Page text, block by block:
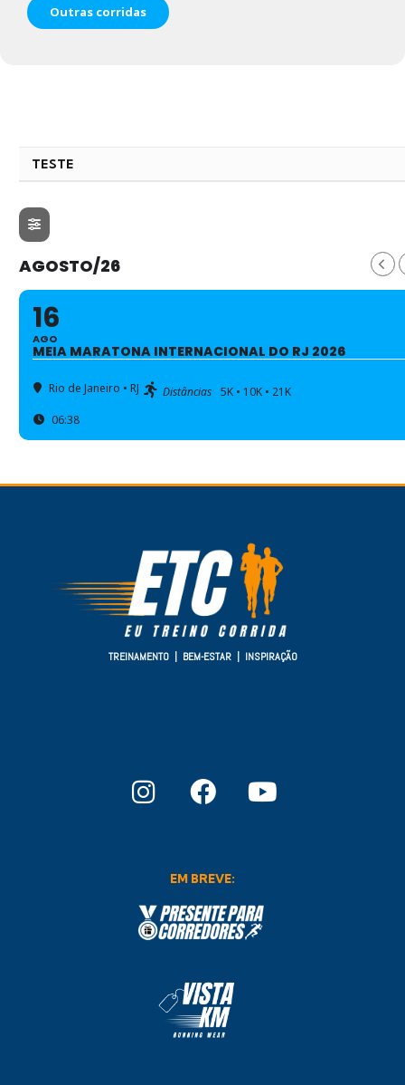
Outras corridas
TESTE
AGOSTO/26
16
AGO
MEIA MARATONA INTERNACIONAL DO RJ 2026
Rio de Janeiro • RJ Distâncias 5K • 10K • 21K
06:38
TREINAMENTO | BEM-ESTAR | INSPIRAÇÃO
EM BREVE: